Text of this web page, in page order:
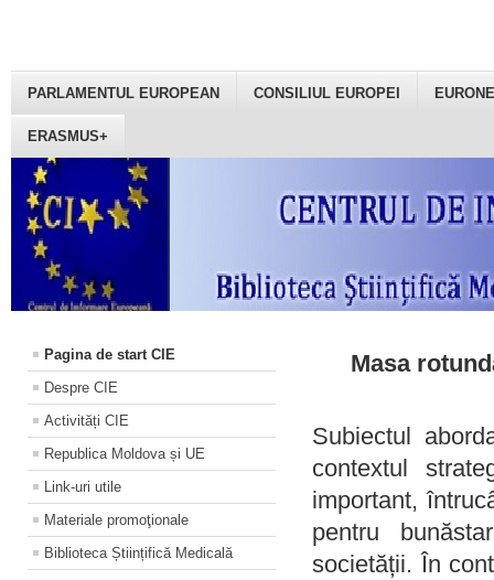
PARLAMENTUL EUROPEAN CONSILIUL EUROPEI
ERASMUS+
Pagina de start CIE
Despre CIE
Activități CIE
Republica Moldova și UE
Link-uri utile
Materiale promoţionale
Biblioteca Științifică Medicală
Masa
Subiectul
contextul
important,
pentru
societății. În